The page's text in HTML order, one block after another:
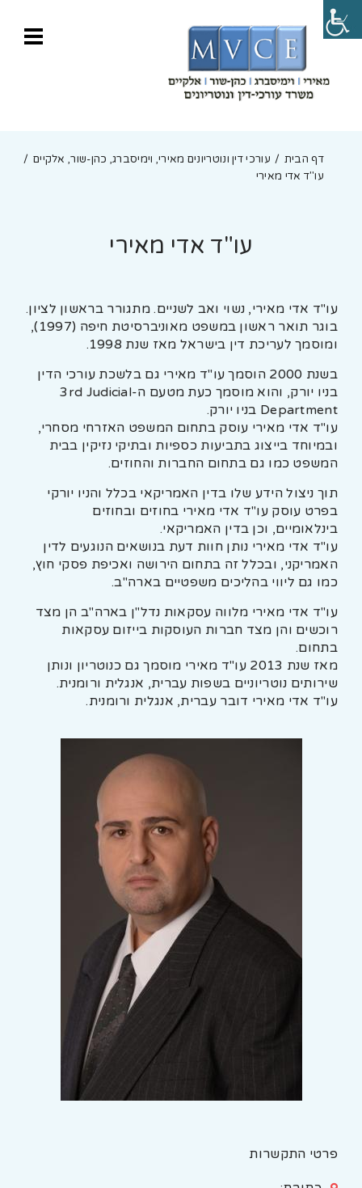
דף הבית
עורכי דין ונוטריונים מאירי, וימיסברג, כהן-שור, אלקיים
עו"ד אדי מאירי
עו"ד אדי מאירי
עו"ד אדי מאירי, נשוי ואב לשניים. מתגורר בראשון לציון.
בוגר תואר ראשון במשפט מאוניברסיטת חיפה (1997),
ומוסמך לעריכת דין בישראל מאז שנת 1998.
בשנת 2000 הוסמך עו"ד מאירי גם בלשכת עורכי הדין
בניו יורק, והוא מוסמך כעת מטעם ה-3rd Judicial
Department בניו יורק.
עו"ד אדי מאירי עוסק בתחום המשפט האזרחי מסחרי,
ובמיוחד בייצוג בתביעות כספיות ובתיקי נזיקין בבית
המשפט כמו גם בתחום החברות והחוזים.
תוך ניצול הידע שלו בדין האמריקאי בכלל והניו יורקי
בפרט עוסק עו"ד אדי מאירי בחוזים ובחוזים
בינלאומיים, וכן בדין האמריקאי.
עו"ד אדי מאירי נותן חוות דעת בנושאים הנוגעים לדין
האמריקני, ובכלל זה בתחום הירושה ואכיפת פסקי חוץ,
כמו גם ליווי בהליכים משפטיים בארה"ב.
עו"ד אדי מאירי מלווה עסקאות נדל"ן בארה"ב הן מצד
רוכשים והן מצד חברות העוסקות בייזום עסקאות
בתחום.
מאז שנת 2013 עו"ד מאירי מוסמך גם כנוטריון ונותן
שירותים נוטריוניים בשפות עברית, אנגלית ורומנית.
עו"ד אדי מאירי דובר עברית, אנגלית ורומנית.
פרטי התקשרות